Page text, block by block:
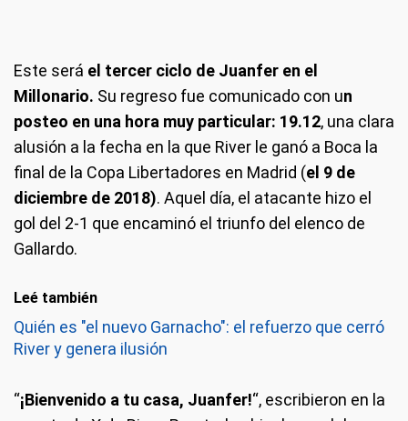
Este será el tercer ciclo de Juanfer en el
Millonario. Su regreso fue comunicado con un
posteo en una hora muy particular: 19.12, una clara
alusión a la fecha en la que River le ganó a Boca la
final de la Copa Libertadores en Madrid (el 9 de
diciembre de 2018). Aquel día, el atacante hizo el
gol del 2-1 que encaminó el triunfo del elenco de
Gallardo.
Leé también
Quién es "el nuevo Garnacho": el refuerzo que cerró
River y genera ilusión
“¡Bienvenido a tu casa, Juanfer!“, escribieron en la